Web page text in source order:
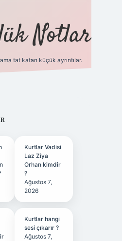
Notlar
tat katan küçük ayrıntılar.
Kurtlar Vadisi
Laz Ziya
Orhan kimdir
?
Ağustos 7,
2026
Kurtlar hangi
sesi çıkarır ?
Ağustos 7,